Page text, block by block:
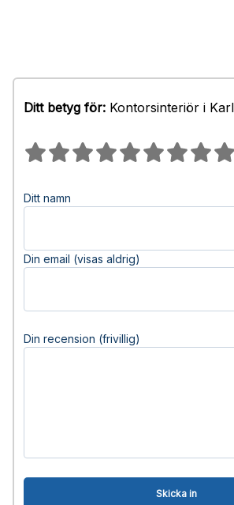
Ditt betyg för: Kontorsinteriör i
Ditt namn
Din email (visas aldrig)
Din recension (frivillig)